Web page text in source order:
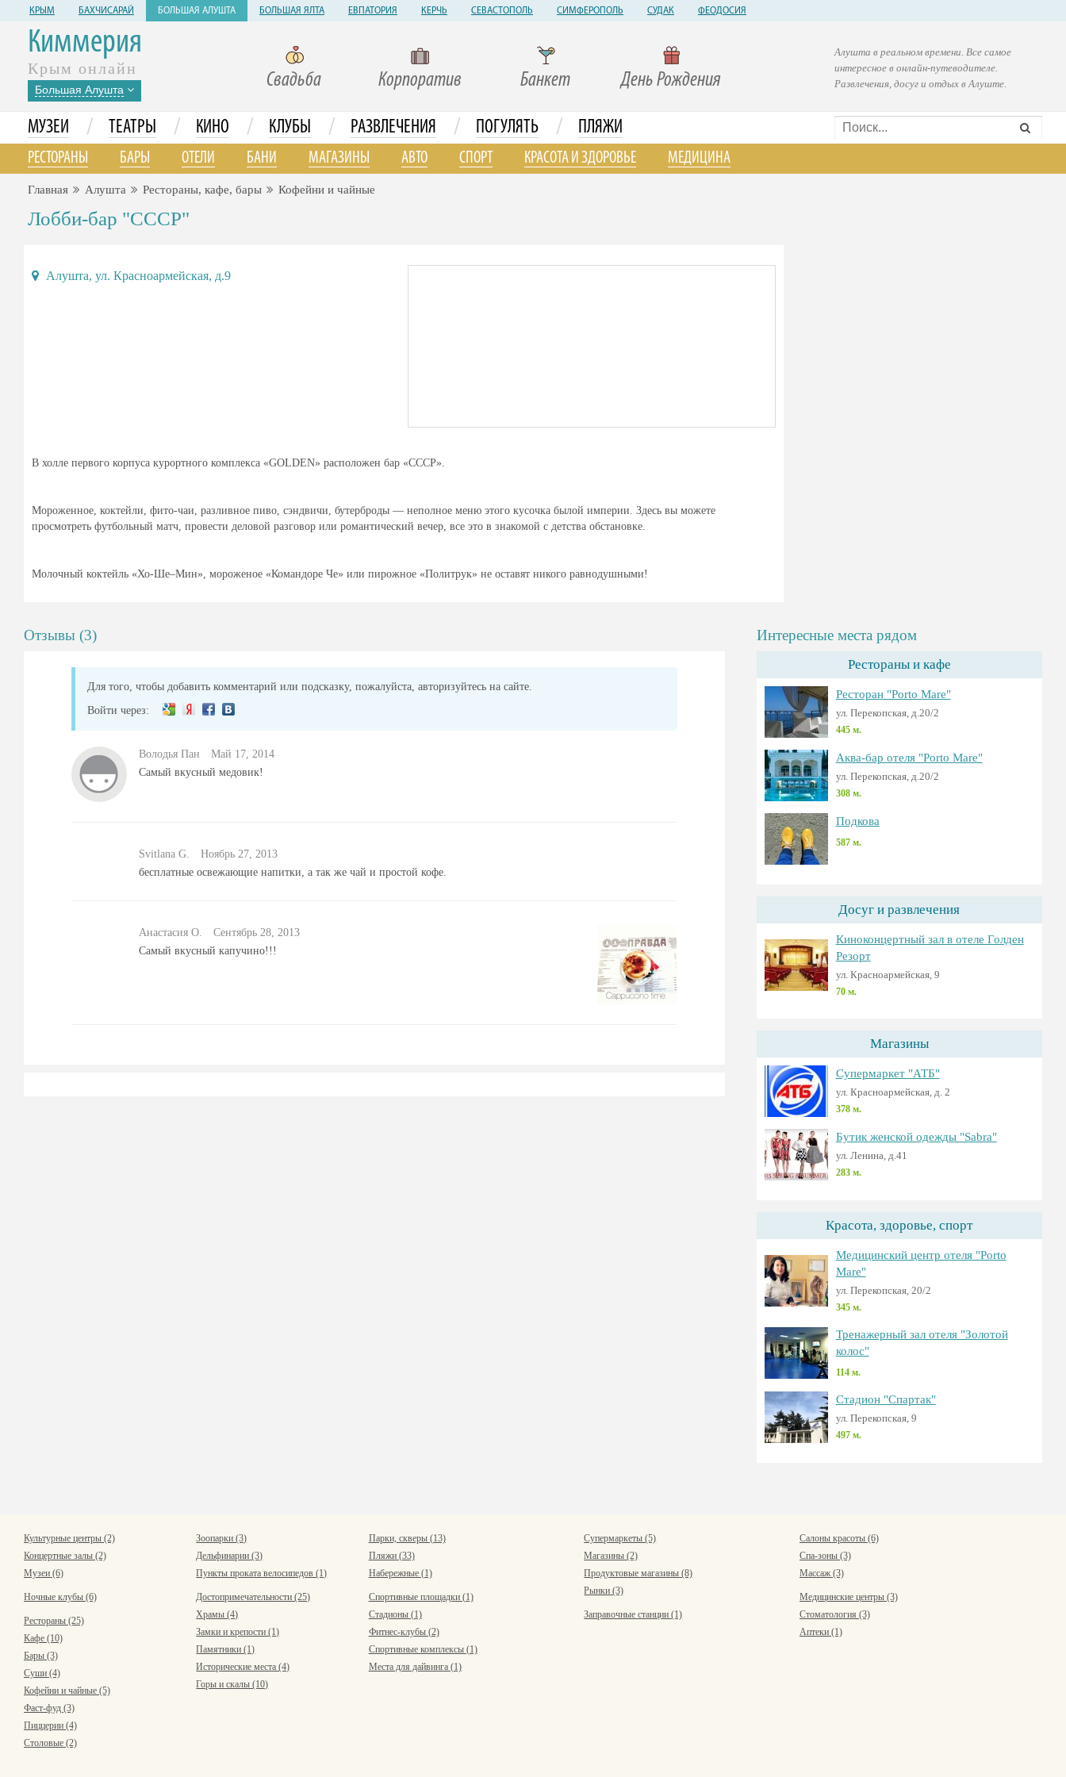
КРЫМ БАХЧИСАРАЙ БОЛЬШАЯ АЛУШТА БОЛЬШАЯ ЯЛТА ЕВПАТОРИЯ КЕРЧЬ СЕВАСТОПОЛЬ СИМФЕРОПОЛЬ СУДАК ФЕОДОСИЯ
Киммерия
Крым онлайн
Большая Алушта Свадьба Корпоратив Банкет День Рождения
Алушта в реальном времени. Все самое
интересное в онлайн-путеводителе.
Развлечения, досуг и отдых в Алуште.
МУЗЕИ / ТЕАТРЫ / КИНО / КЛУБЫ / РАЗВЛЕЧЕНИЯ / ПОГУЛЯТЬ / ПЛЯЖИ
РЕСТОРАНЫ БАРЫ ОТЕЛИ БАНИ МАГАЗИНЫ АВТО СПОРТ КРАСОТА И ЗДОРОВЬЕ МЕДИЦИНА
Главная Алушта Рестораны, кафе, бары Кофейни и чайные
Лобби-бар "СССР"
Алушта, ул. Красноармейская, д.9
В холле первого корпуса курортного комплекса «GOLDEN» расположен бар «СССР».
Мороженное, коктейли, фито-чаи, разливное пиво, сэндвичи, бутерброды — неполное меню этого кусочка былой империи. Здесь вы можете
просмотреть футбольный матч, провести деловой разговор или романтический вечер, все это в знакомой с детства обстановке.
Молочный коктейль «Хо-Ше–Мин», мороженое «Командоре Че» или пирожное «Политрук» не оставят никого равнодушными!
Отзывы (3)
Для того, чтобы добавить комментарий или подсказку, пожалуйста, авторизуйтесь на сайте.
Войти через:
Володья Пан
Май 17, 2014
Самый вкусный медовик!
Svitlana G.
Ноябрь 27, 2013
бесплатные освежающие напитки, а так же чай и простой кофе.
Анастасия О.
Сентябрь 28, 2013
Самый вкусный капучино!!!
Интересные места рядом
Рестораны и кафе
Ресторан "Porto Mare"
ул. Перекопская, д.20/2
445 м.
Аква-бар отеля "Porto Mare"
ул. Перекопская, д.20/2
308 м.
Подкова
587 м.
Досуг и развлечения
Киноконцертный зал в отеле Голден
Резорт
ул. Красноармейская, 9
70 м.
Магазины
Супермаркет "АТБ"
ул. Красноармейская, д. 2
378 м.
Бутик женской одежды "Sabra"
ул. Ленина, д.41
283 м.
Красота, здоровье, спорт
Медицинский центр отеля "Porto
Mare"
ул. Перекопская, 20/2
345 м.
Тренажерный зал отеля "Золотой
колос"
114 м.
Стадион "Спартак"
ул. Перекопская, 9
497 м.
Культурные центры (2)
Концертные залы (2)
Музеи (6)
Ночные клубы (6)
Рестораны (25)
Кафе (10)
Бары (3)
Суши (4)
Кофейни и чайные (5)
Фаст-фуд (3)
Пиццерии (4)
Столовые (2)
Зоопарки (3)
Дельфинарии (3)
Пункты проката велосипедов (1)
Достопримечательности (25)
Храмы (4)
Замки и крепости (1)
Памятники (1)
Исторические места (4)
Горы и скалы (10)
Парки, скверы (13)
Пляжи (33)
Набережные (1)
Спортивные площадки (1)
Стадионы (1)
Фитнес-клубы (2)
Спортивные комплексы (1)
Места для дайвинга (1)
Супермаркеты (5)
Магазины (2)
Продуктовые магазины (8)
Рынки (3)
Заправочные станции (1)
Салоны красоты (6)
Спа-зоны (3)
Массаж (3)
Медицинские центры (3)
Стоматология (3)
Аптеки (1)